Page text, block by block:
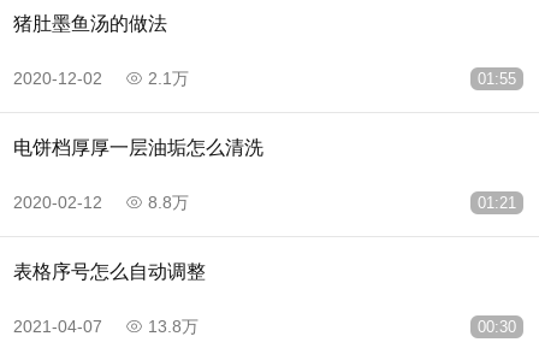
01:55
猪肚墨鱼汤的做法
2020-12-02 2.1万
01:21
电饼档厚厚一层油垢怎么清洗
2020-02-12 8.8万
00:30
表格序号怎么自动调整
2021-04-07 13.8万